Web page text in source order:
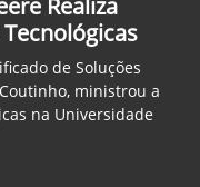
de Soluções
ministrou a
na Universidade